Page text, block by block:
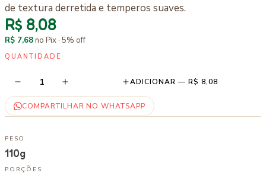
de textura derretida e temperos suaves.
R$ 8,08
R$ 7,68no Pix · 5% off
QUANTIDADE
1 ADICIONAR — R$ 8,08
COMPARTILHAR NO WHATSAPP
PESO
110g
PORÇÕES